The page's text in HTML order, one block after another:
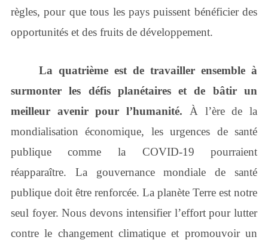
règles, pour que tous les pays puissent bénéficier des
opportunités et des fruits de développement.
La quatrième est de travailler ensemble à
surmonter les défis planétaires et de bâtir un
meilleur avenir pour l’humanité. À l’ère de la
mondialisation économique, les urgences de santé
publique comme la COVID-19 pourraient
réapparaître. La gouvernance mondiale de santé
publique doit être renforcée. La planète Terre est notre
seul foyer. Nous devons intensifier l’effort pour lutter
contre le changement climatique et promouvoir un